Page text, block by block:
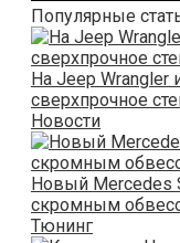
Популярные
На Jeep Wrangler
сверхпрочное
Новости
Новый Mercedes
скромным
Тюнинг